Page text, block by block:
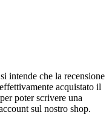
intende che la recensione
acquistato il
poter scrivere una
sul nostro shop.